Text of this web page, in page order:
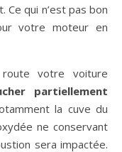
Ce qui n’est pas bon
votre moteur en
votre voiture
partiellement
la cuve du
ne conservant
sera impactée.